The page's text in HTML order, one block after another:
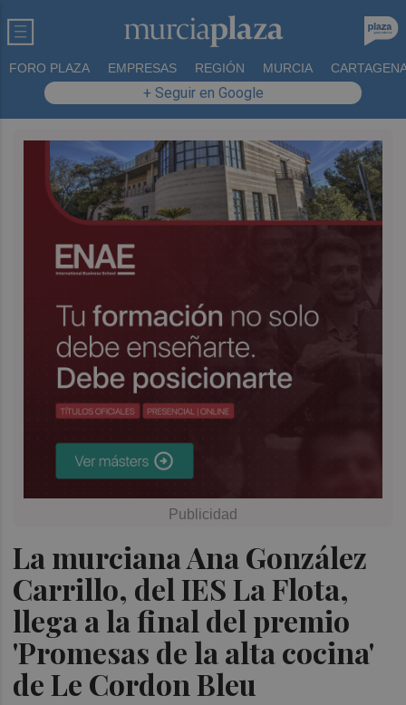
FORO PLAZA EMPRESAS REGIÓN MURCIA
+ Seguir en Google
La murciana Ana González
Carrillo, del IES La Flota,
llega a la final del premio
'Promesas de la alta cocina'
de Le Cordon Bleu